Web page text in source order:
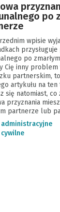
po
wpisie
po
Cię inny problem
partnerskim, to
artykułu na
się natomiast,
przyznania
partnerze lub
administracyjne